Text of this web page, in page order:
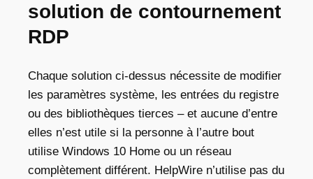
solution de contournement
RDP
Chaque solution ci-dessus nécessite de modifier
les paramètres système, les entrées du registre
ou des bibliothèques tierces – et aucune d’entre
elles n’est utile si la personne à l’autre bout
utilise Windows 10 Home ou un réseau
complètement différent. HelpWire n’utilise pas du